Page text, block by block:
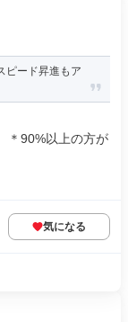
ピード昇進もア
＊90%以上の方が
気になる